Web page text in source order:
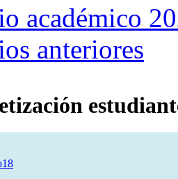
académico
anteriores